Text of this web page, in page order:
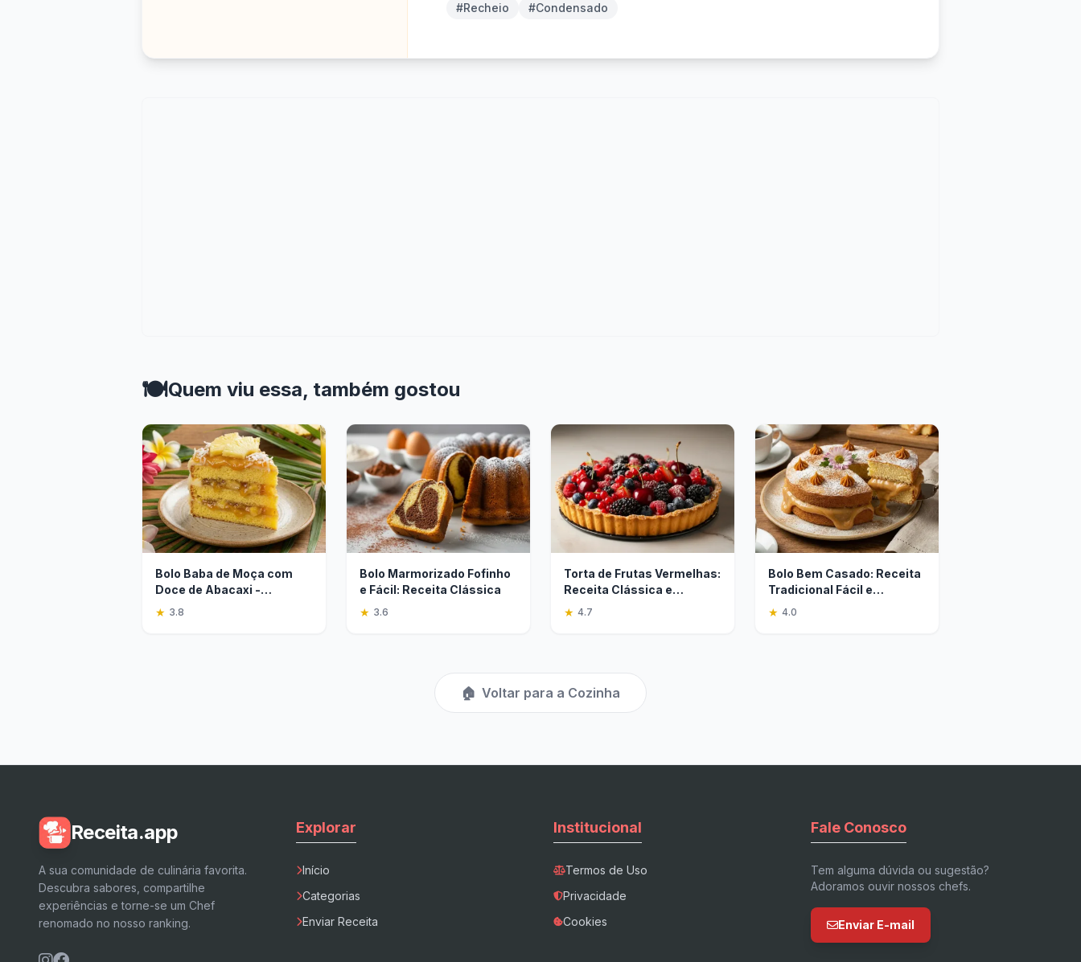
#Recheio
#Condensado
🍽️Quem viu essa, também gostou
Bolo Baba de Moça com
Doce de Abacaxi -
Delicioso Sobremesa
★ 3.8
Bolo Marmorizado Fofinho
e Fácil: Receita Clássica
★ 3.6
Torta de Frutas Vermelhas:
Receita Clássica e
Deliciosa
★ 4.7
Bolo Bem Casado: Receita
Tradicional Fácil e
Deliciosa
★ 4.0
🏠 Voltar para a Cozinha
Receita.app
A sua comunidade de culinária favorita.
Descubra sabores, compartilhe
experiências e torne-se um Chef
renomado no nosso ranking.
Explorar
Início
Categorias
Enviar Receita
Institucional
Termos de Uso
Privacidade
Cookies
Fale Conosco
Tem alguma dúvida ou sugestão?
Adoramos ouvir nossos chefs.
Enviar E-mail